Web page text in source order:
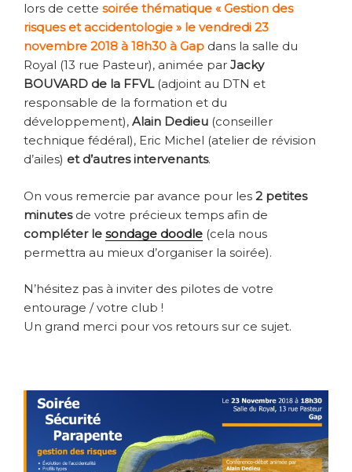
lors de cette soirée thématique « Gestion des
risques et accidentologie » le vendredi 23
novembre 2018 à 18h30 à Gap dans la salle du
Royal (13 rue Pasteur), animée par Jacky
BOUVARD de la FFVL(adjoint au DTN et
responsable de la formation et du
développement), Alain Dedieu (conseiller
technique fédéral), Eric Michel (atelier de révision
d’ailes) et d’autres intervenants.
On vous remercie par avance pour les 2 petites
minutesde votre précieux temps afin de
compléter le sondage doodle (cela nous
permettra au mieux d’organiser la soirée).
N’hésitez pas à inviter des pilotes de votre
entourage / votre club !
Un grand merci pour vos retours sur ce sujet.